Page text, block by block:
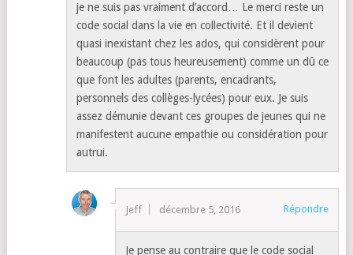
je ne suis pas vraiment d’accord… Le merci reste un
code social dans la vie en collectivité. Et il devient
quasi inexistant chez les ados, qui considèrent pour
beaucoup (pas tous heureusement) comme un dû ce
que font les adultes (parents, encadrants,
personnels des collèges-lycées) pour eux. Je suis
assez démunie devant ces groupes de jeunes qui ne
manifestent aucune empathie ou considération pour
autrui.
Jeff décembre 5, 2016 Répondre
Je pense au contraire que le code social